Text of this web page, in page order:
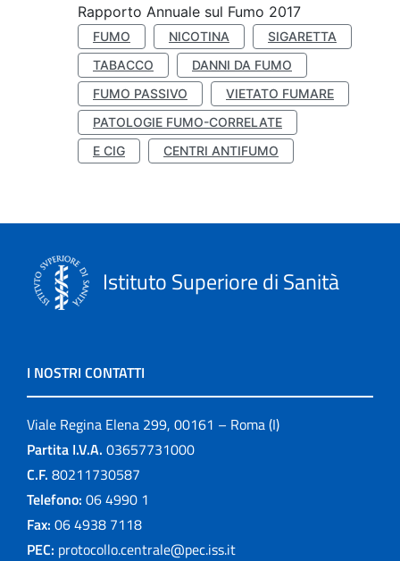
Rapporto Annuale sul Fumo 2017
FUMO NICOTINA
SIGARETTA
TABACCO
DANNI DA FUMO
FUMO PASSIVO
VIETATO FUMARE
PATOLOGIE FUMO-CORRELATE
E CIG
CENTRI ANTIFUMO
Istituto Superiore di Sanità
I NOSTRI CONTATTI
Viale Regina Elena 299, 00161 – Roma (I)
Partita I.V.A. 03657731000
C.F. 80211730587
Telefono: 06 4990 1
Fax: 06 4938 7118
PEC: protocollo.centrale@pec.iss.it